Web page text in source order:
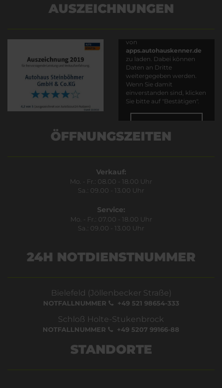
AUSZEICHNUNGEN
von
apps.autohauskenner.de
zu laden. Dabei können
Daten an Dritte
weitergegeben werden.
Wenn Sie damit
einverstanden sind, klicken
Sie bitte auf "Bestätigen".
ÖFFNUNGSZEITEN
Verkauf:
Mo. - Fr.: 08.00 - 18.00 Uhr
Sa.: 09.00 - 13.00 Uhr
Service:
Mo. - Fr.: 07.00 - 18.00 Uhr
Sa.: 09.00 - 13.00 Uhr
24H NOTDIENSTNUMMER
Bielefeld (Jöllenbecker Straße)
NOTFALLNUMMER +49 521 98654-333
Schloß Holte-Stukenbrock
NOTFALLNUMMER +49 5207 99166-88
STANDORTE